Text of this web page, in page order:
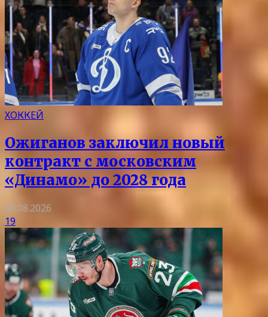
ХОККЕЙ
Ожиганов заключил новый
контракт с московским
«Динамо» до 2028 года
06.08.2026
19